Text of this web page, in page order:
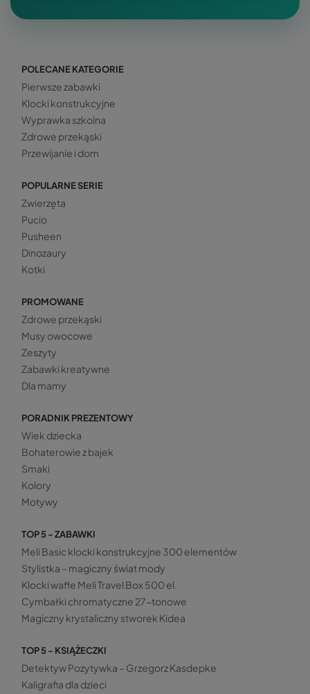
POLECANE KATEGORIE
Pierwsze zabawki
Klocki konstrukcyjne
Wyprawka szkolna
Zdrowe przekąski
Przewijanie i dom
POPULARNE SERIE
Zwierzęta
Pucio
Pusheen
Dinozaury
Kotki
PROMOWANE
Zdrowe przekąski
Musy owocowe
Zeszyty
Zabawki kreatywne
Dla mamy
PORADNIK PREZENTOWY
Wiek dziecka
Bohaterowie z bajek
Smaki
Kolory
Motywy
TOP 5 - ZABAWKI
Meli Basic klocki konstrukcyjne 300 elementów
Stylistka – magiczny świat mody
Klocki wafle Meli Travel Box 500 el.
Cymbałki chromatyczne 27-tonowe
Magiczny krystaliczny stworek Kidea
TOP 5 - KSIĄŻECZKI
Detektyw Pozytywka – Grzegorz Kasdepke
Kaligrafia dla dzieci